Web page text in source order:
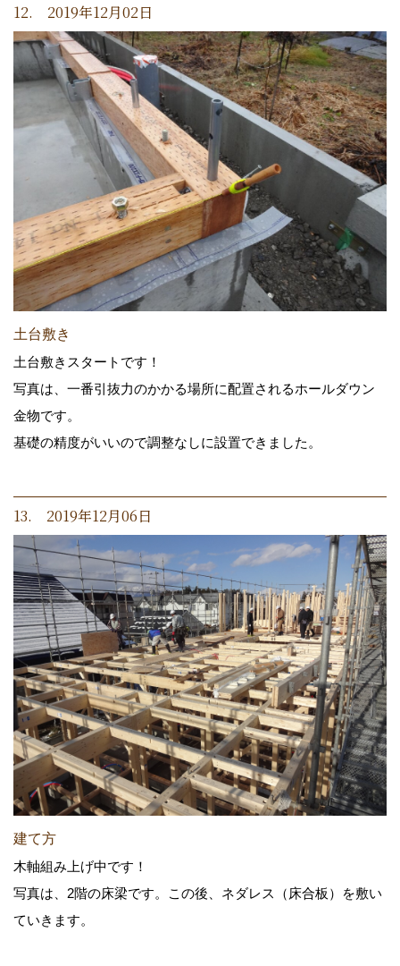
12. 2019年12月02日
土台敷き
土台敷きスタートです！
写真は、一番引抜力のかかる場所に配置されるホールダウン
金物です。
基礎の精度がいいので調整なしに設置できました。
13. 2019年12月06日
建て方
木軸組み上げ中です！
写真は、2階の床梁です。この後、ネダレス（床合板）を敷い
ていきます。